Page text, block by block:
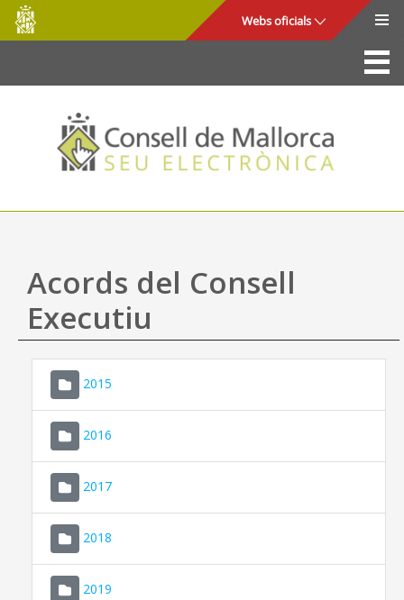
Salta al contingut principal
Consell
de
Mallorca
Webs oficials
La Seu
Consell de Mallorca
Accés i seguretat
Utilitats
Ajuda
Acords del Consell
Executiu
2015
2016
2017
2018
2019